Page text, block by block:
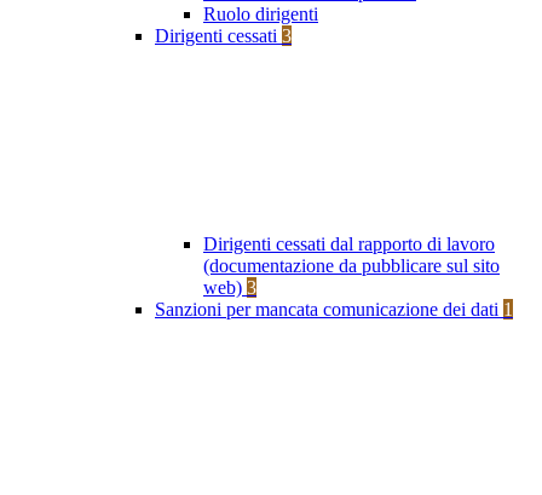
Ruolo dirigenti
Dirigenti cessati 3
Dirigenti cessati dal rapporto di lavoro
(documentazione da pubblicare sul sito
web) 3
Sanzioni per mancata comunicazione dei dati 1